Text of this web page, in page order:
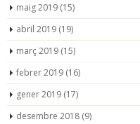
maig 2019 (15)
abril 2019 (19)
març 2019 (15)
febrer 2019 (16)
gener 2019 (17)
desembre 2018 (9)